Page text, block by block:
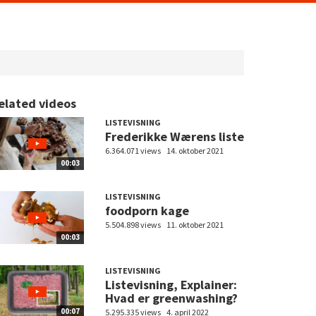
videos
00:03
LISTEVISNING
Frederikke Wærens liste
6.364.071 views 14. oktober 2021
00:03
LISTEVISNING
foodporn kage
5.504.898 views 11. oktober 2021
00:07
LISTEVISNING
Listevisning, Explainer:
Hvad er greenwashing?
5.295.335 views 4. april 2022